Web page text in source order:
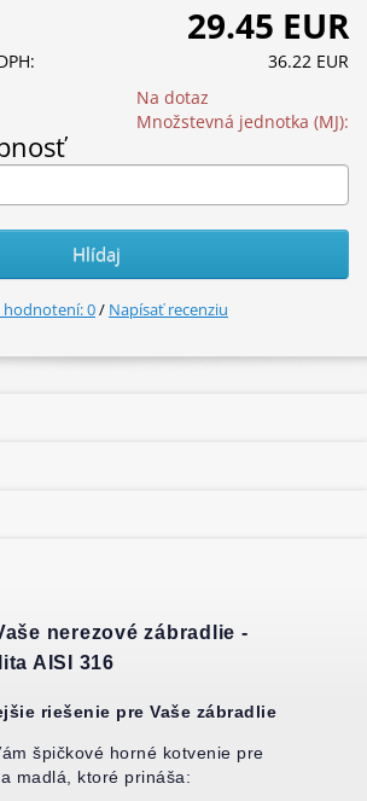
29.45 EUR
36.22 EUR
Na dotaz
Množstevná jednotka (MJ):
Hlídaj
hodnotení: 0/ Napísať recenziu
nerezové zábradlie -
AISI 316
riešenie pre Vaše zábradlie
špičkové horné kotvenie pre
madlá, ktoré prináša: